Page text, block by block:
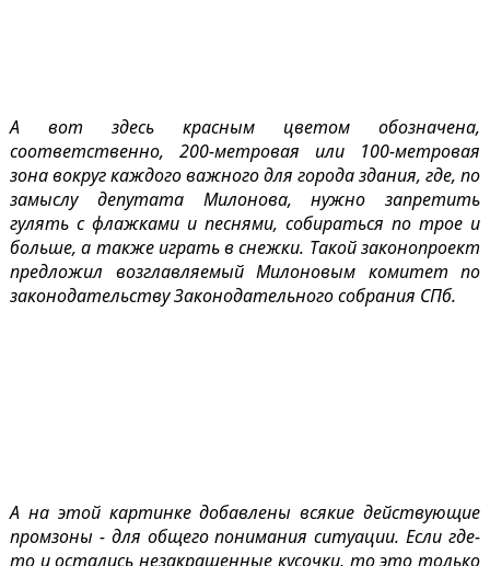
А вот здесь красным цветом обозначена,
соответственно, 200-метровая или 100-метровая
зона вокруг каждого важного для города здания, где, по
замыслу депутата Милонова, нужно запретить
гулять с флажками и песнями, собираться по трое и
больше, а также играть в снежки. Такой законопроект
предложил возглавляемый Милоновым комитет по
законодательству Законодательного собрания СПб.
А на этой картинке добавлены всякие действующие
промзоны - для общего понимания ситуации. Если где-
то и остались незакрашенные кусочки, то это только